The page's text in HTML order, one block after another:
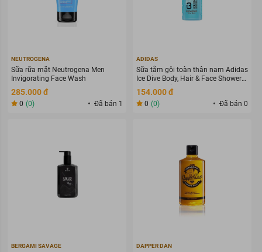
NEUTROGENA
Sữa rữa mặt Neutrogena Men
Invigorating Face Wash
285.000 đ
0 (0) Đã bán 1
ADIDAS
Sữa tắm gội toàn thân nam Adidas
Ice Dive Body, Hair & Face Shower
Gel (400ml)
154.000 đ
0 (0) Đã bán 0
BERGAMI SAVAGE DAPPER DAN